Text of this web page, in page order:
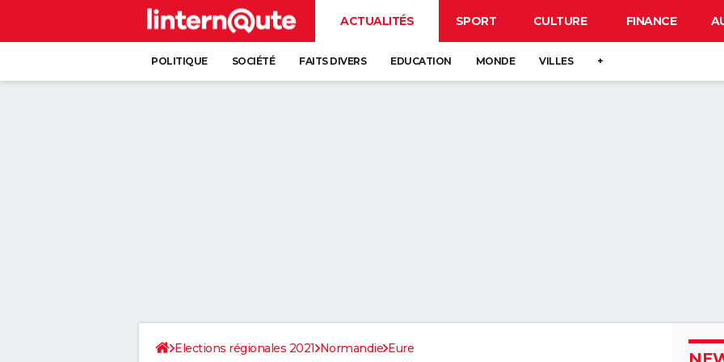
ACTUALITÉS SPORT CULTURE FINANCE
POLITIQUE SOCIÉTÉ FAITS DIVERS EDUCATION MONDE VILLES +
Elections régionales 2021 Normandie Eure